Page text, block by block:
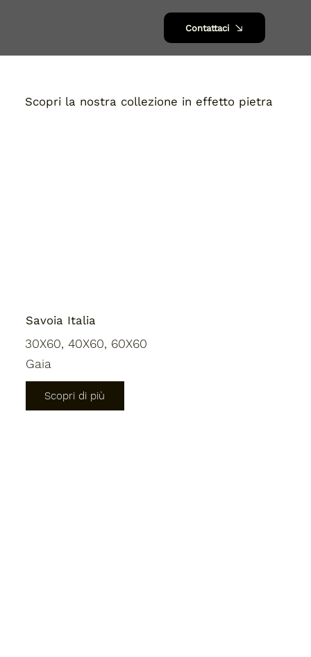
Contattaci
Scopri la nostra collezione in effetto pietra
Savoia Italia
30X60, 40X60, 60X60
Gaia
Scopri di più